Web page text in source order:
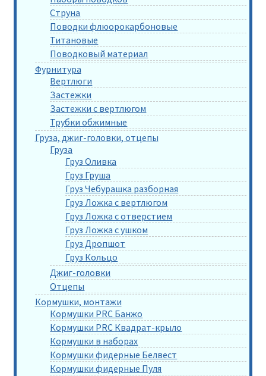
Струна
Поводки флюорокарбоновые
Титановые
Поводковый материал
Фурнитура
Вертлюги
Застежки
Застежки с вертлюгом
Трубки обжимные
Груза, джиг-головки, отцепы
Груза
Груз Оливка
Груз Груша
Груз Чебурашка разборная
Груз Ложка с вертлюгом
Груз Ложка с отверстием
Груз Ложка с ушком
Груз Дропшот
Груз Кольцо
Джиг-головки
Отцепы
Кормушки, монтажи
Кормушки PRC Банжо
Кормушки PRC Квадрат-крыло
Кормушки в наборах
Кормушки фидерные Белвест
Кормушки фидерные Пуля